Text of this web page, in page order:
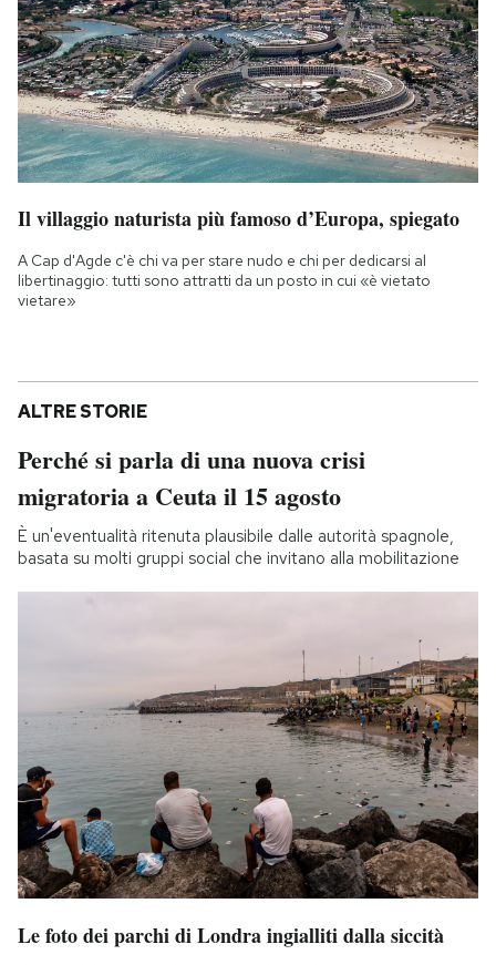
Il villaggio naturista più famoso d’Europa, spiegato
A Cap d'Agde c'è chi va per stare nudo e chi per dedicarsi al
libertinaggio: tutti sono attratti da un posto in cui «è vietato
vietare»
ALTRE STORIE
Perché si parla di una nuova crisi
migratoria a Ceuta il 15 agosto
È un'eventualità ritenuta plausibile dalle autorità spagnole,
basata su molti gruppi social che invitano alla mobilitazione
Le foto dei parchi di Londra ingialliti dalla siccità